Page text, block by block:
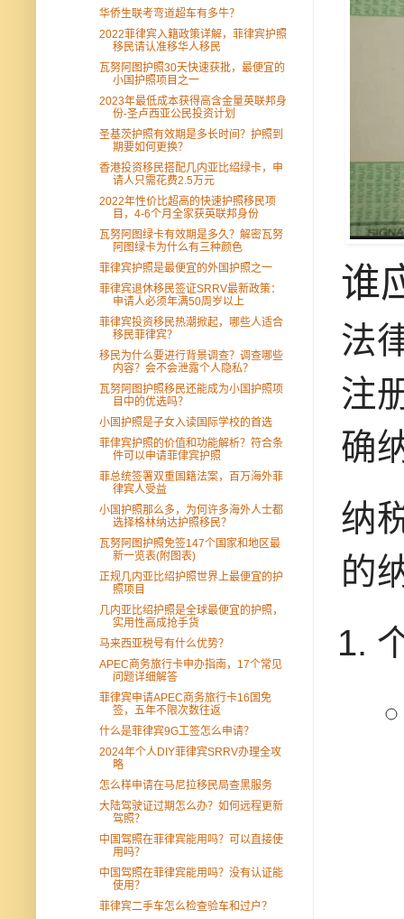
谁
法
注
确
纳
的
华侨生联考弯道超车有多牛？
2022菲律宾入籍政策详解，菲律宾护照
移民请认准移华人移民
瓦努阿图护照30天快速获批，最便宜的
小国护照项目之一
2023年最低成本获得高含金量英联邦身
份-圣卢西亚公民投资计划
圣基茨护照有效期是多长时间？护照到
期要如何更换？
香港投资移民搭配几内亚比绍绿卡，申
请人只需花费2.5万元
2022年性价比超高的快速护照移民项
目，4-6个月全家获英联邦身份
瓦努阿图绿卡有效期是多久？解密瓦努
阿图绿卡为什么有三种颜色
菲律宾护照是最便宜的外国护照之一
菲律宾退休移民签证SRRV最新政策：
申请人必须年满50周岁以上
菲律宾投资移民热潮掀起，哪些人适合
移民菲律宾？
移民为什么要进行背景调查？调查哪些
内容？会不会泄露个人隐私？
瓦努阿图护照移民还能成为小国护照项
目中的优选吗？
小国护照是子女入读国际学校的首选
菲侓宾护照的价值和功能解析？符合条
件可以申请菲侓宾护照
菲总统签署双重国籍法案，百万海外菲
律宾人受益
小国护照那么多，为何许多海外人士都
选择格林纳达护照移民？
瓦努阿图护照免签147个国家和地区最
新一览表(附图表)
正规几内亚比绍护照世界上最便宜的护
照项目
几内亚比绍护照是全球最便宜的护照，
实用性高成抢手货
马来西亚税号有什么优势？
APEC商务旅行卡申办指南，17个常见
问题详细解答
菲律宾申请APEC商务旅行卡16国免
签，五年不限次数往返
什么是菲律宾9G工签怎么申请？
2024年个人DIY菲律宾SRRV办理全攻
略
怎么样申请在马尼拉移民局查黑服务
大陆驾驶证过期怎么办？如何远程更新
驾照？
中国驾照在菲律宾能用吗？可以直接使
用吗？
中国驾照在菲律宾能用吗？没有认证能
使用？
菲律宾二手车怎么检查验车和过户？